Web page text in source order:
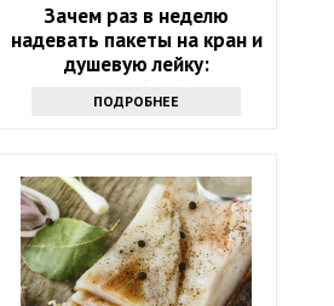
Зачем раз в неделю
надевать пакеты на кран и
душевую лейку:
интересный лайфхак
ПОДРОБНЕЕ